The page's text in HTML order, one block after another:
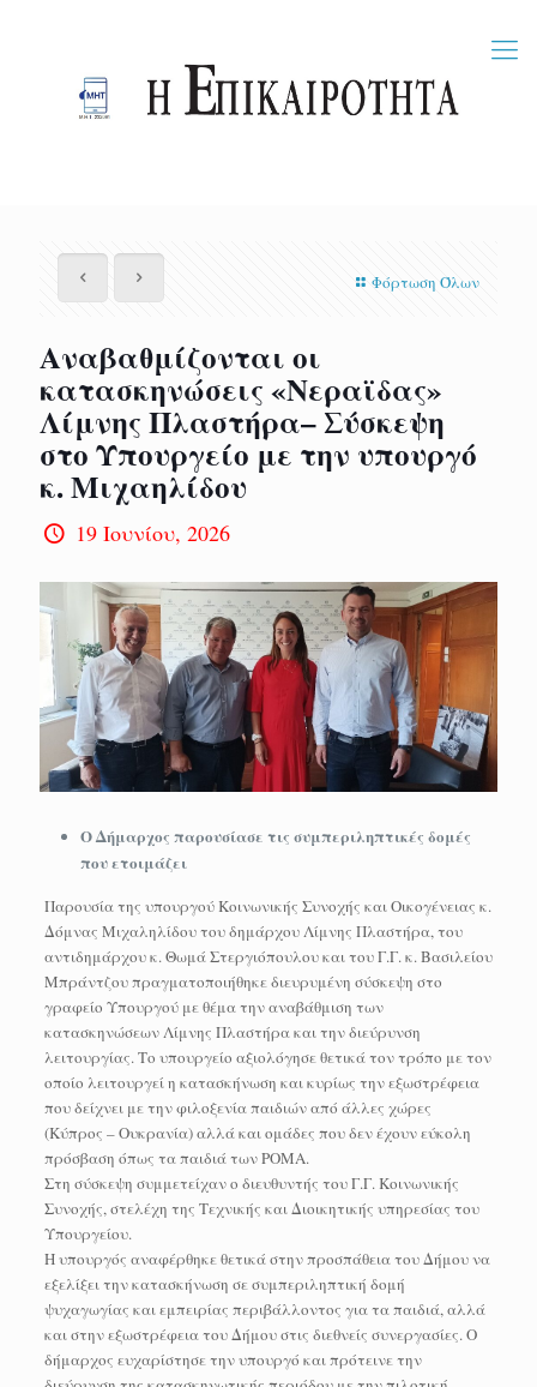
Φόρτωση Όλων
Αναβαθμίζονται οι
κατασκηνώσεις «Νεραϊδας»
Λίμνης Πλαστήρα– Σύσκεψη
στο Υπουργείο με την υπουργό
κ. Μιχαηλίδου
19 Ιουνίου, 2026
Ο Δήμαρχος παρουσίασε τις συμπεριληπτικές δομές
που ετοιμάζει
Παρουσία της υπουργού Κοινωνικής Συνοχής και Οικογένειας κ.
Δόμνας Μιχαληλίδου του δημάρχου Λίμνης Πλαστήρα, του
αντιδημάρχου κ. Θωμά Στεργιόπουλου και του Γ.Γ. κ. Βασιλείου
Μπράντζου πραγματοποιήθηκε διευρυμένη σύσκεψη στο
γραφείο Υπουργού με θέμα την αναβάθμιση των
κατασκηνώσεων Λίμνης Πλαστήρα και την διεύρυνση
λειτουργίας. Το υπουργείο αξιολόγησε θετικά τον τρόπο με τον
οποίο λειτουργεί η κατασκήνωση και κυρίως την εξωστρέφεια
που δείχνει με την φιλοξενία παιδιών από άλλες χώρες
(Κύπρος – Ουκρανία) αλλά και ομάδες που δεν έχουν εύκολη
πρόσβαση όπως τα παιδιά των ΡΟΜΑ.
Στη σύσκεψη συμμετείχαν ο διευθυντής του Γ.Γ. Κοινωνικής
Συνοχής, στελέχη της Τεχνικής και Διοικητικής υπηρεσίας του
Υπουργείου.
Η υπουργός αναφέρθηκε θετικά στην προσπάθεια του Δήμου να
εξελίξει την κατασκήνωση σε συμπεριληπτική δομή
ψυχαγωγίας και εμπειρίας περιβάλλοντος για τα παιδιά, αλλά
και στην εξωστρέφεια του Δήμου στις διεθνείς συνεργασίες. Ο
δήμαρχος ευχαρίστησε την υπουργό και πρότεινε την